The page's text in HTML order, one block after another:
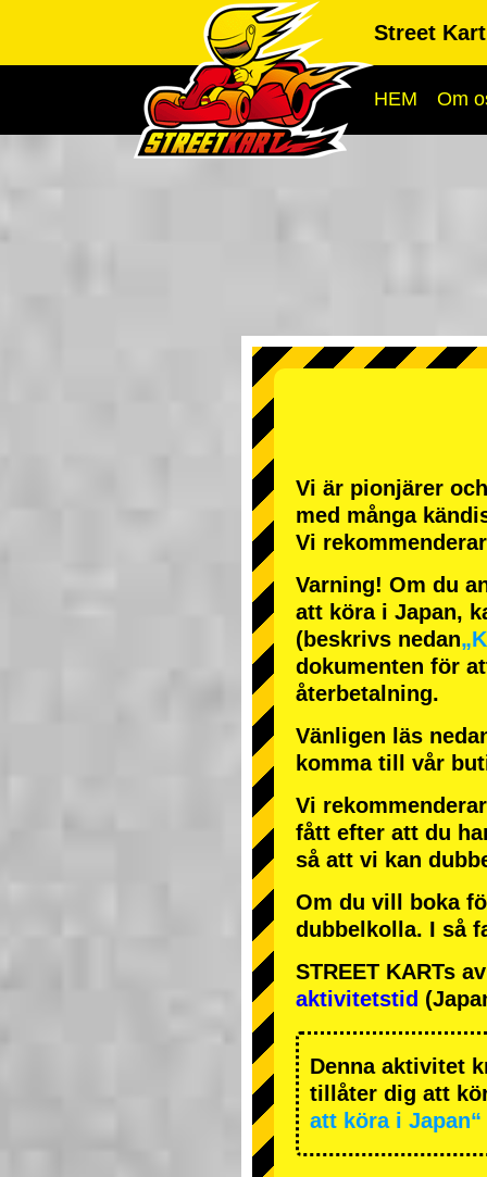
Street
HEM Om
Vi är pionjärer
med många
Vi
Varning! Om du
att köra i Japan,
(beskrivs nedan
dokumenten för
återbetalning.
Vänligen läs
komma till vår
Vi
fått efter att du
så att vi kan
Om du vill boka
dubbelkolla. I så
STREET KARTs
aktivitetstid
Denna aktivitet
tillåter dig att
att köra i Japan“